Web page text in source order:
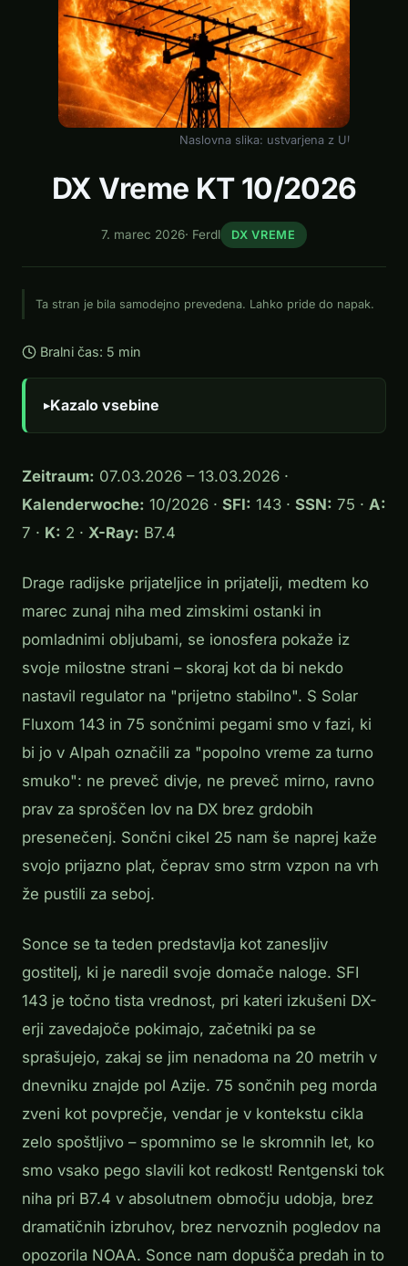
Naslovna slika: ustvarjena z UI
DX Vreme KT 10/2026
7. marec 2026· Ferdl DX VREME
Ta stran je bila samodejno prevedena. Lahko pride do napak.
Bralni čas: 5 min
Kazalo vsebine
Zeitraum: 07.03.2026 – 13.03.2026 ·
Kalenderwoche: 10/2026 · SFI: 143 · SSN: 75 · A:
7 · K: 2 · X-Ray: B7.4
Drage radijske prijateljice in prijatelji, medtem ko
marec zunaj niha med zimskimi ostanki in
pomladnimi obljubami, se ionosfera pokaže iz
svoje milostne strani – skoraj kot da bi nekdo
nastavil regulator na "prijetno stabilno". S Solar
Fluxom 143 in 75 sončnimi pegami smo v fazi, ki
bi jo v Alpah označili za "popolno vreme za turno
smuko": ne preveč divje, ne preveč mirno, ravno
prav za sproščen lov na DX brez grdobih
presenečenj. Sončni cikel 25 nam še naprej kaže
svojo prijazno plat, čeprav smo strm vzpon na vrh
že pustili za seboj.
Sonce se ta teden predstavlja kot zanesljiv
gostitelj, ki je naredil svoje domače naloge. SFI
143 je točno tista vrednost, pri kateri izkušeni DX-
erji zavedajoče pokimajo, začetniki pa se
sprašujejo, zakaj se jim nenadoma na 20 metrih v
dnevniku znajde pol Azije. 75 sončnih peg morda
zveni kot povprečje, vendar je v kontekstu cikla
zelo spoštljivo – spomnimo se le skromnih let, ko
smo vsako pego slavili kot redkost! Rentgenski tok
niha pri B7.4 v absolutnem območju udobja, brez
dramatičnih izbruhov, brez nervoznih pogledov na
opozorila NOAA. Sonce nam dopušča predah in to